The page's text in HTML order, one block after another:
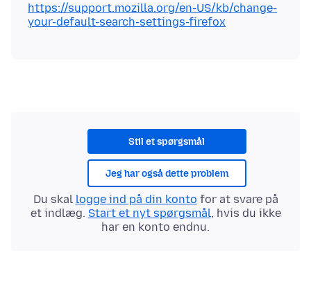
https://support.mozilla.org/en-US/kb/change-
your-default-search-settings-firefox
Stil et spørgsmål
Jeg har også dette problem
Du skal logge ind på din konto for at svare på
et indlæg. Start et nyt spørgsmål, hvis du ikke
har en konto endnu.